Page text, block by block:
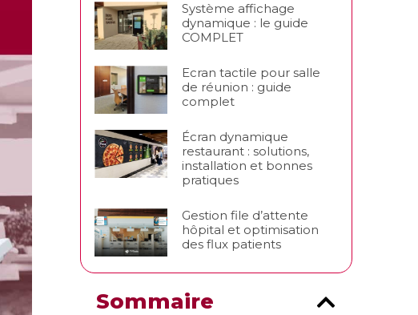
Système affichage
dynamique : le guide
COMPLET
Ecran tactile pour salle
de réunion : guide
complet
Écran dynamique
restaurant : solutions,
installation et bonnes
pratiques
Gestion file d’attente
hôpital et optimisation
des flux patients
Sommaire